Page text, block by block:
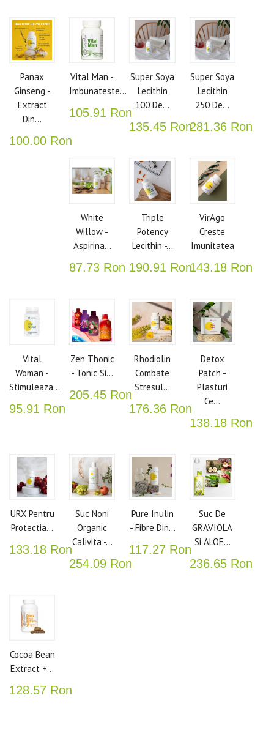
Panax
Ginseng -
Extract
Din...
100.00 Ron
Vital Man -
Imbunateste...
105.91 Ron
Super Soya
Lecithin
100 De...
135.45 Ron
Super Soya
Lecithin
250 De...
281.36 Ron
White
Willow -
Aspirina...
87.73 Ron
Triple
Potency
Lecithin -...
190.91 Ron
VirAgo
Creste
Imunitatea
143.18 Ron
Vital
Woman -
Stimuleaza...
95.91 Ron
Zen Thonic
- Tonic Si...
205.45 Ron
Rhodiolin
Combate
Stresul...
176.36 Ron
Detox
Patch -
Plasturi
Ce...
138.18 Ron
URX Pentru
Protectia...
133.18 Ron
Suc Noni
Organic
Calivita -...
254.09 Ron
Pure Inulin
- Fibre Din...
117.27 Ron
Suc De
GRAVIOLA
Si ALOE...
236.65 Ron
Cocoa Bean
Extract +...
128.57 Ron